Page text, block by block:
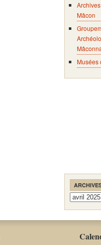
Mâcon
Musées
Archives